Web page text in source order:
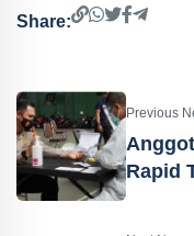
Share:
Previous
Rapid